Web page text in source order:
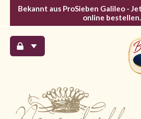
Bekannt aus ProSieben Galileo -
online bestellen.